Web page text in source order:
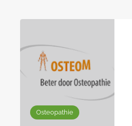
Osteopathie